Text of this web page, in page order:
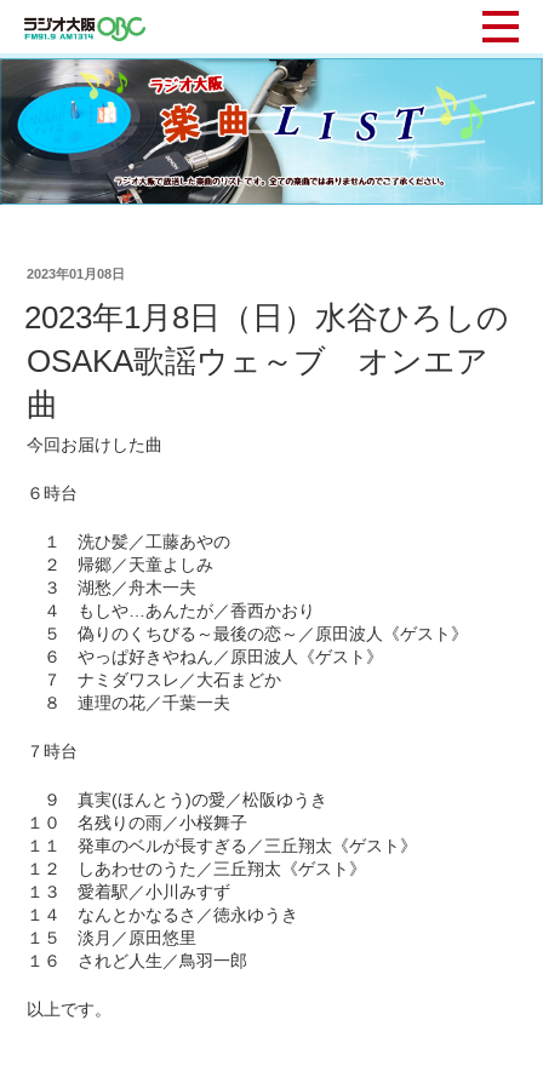
2023年01月08日
2023年1月8日（日）水谷ひろしの
OSAKA歌謡ウェ～ブ オンエア
曲
今回お届けした曲
６時台
１ 洗ひ髪／工藤あやの
２ 帰郷／天童よしみ
３ 湖愁／舟木一夫
４ もしや…あんたが／香西かおり
５ 偽りのくちびる～最後の恋～／原田波人《ゲスト》
６ やっぱ好きやねん／原田波人《ゲスト》
７ ナミダワスレ／大石まどか
８ 連理の花／千葉一夫
７時台
９ 真実(ほんとう)の愛／松阪ゆうき
１０ 名残りの雨／小桜舞子
１１ 発車のベルが長すぎる／三丘翔太《ゲスト》
１２ しあわせのうた／三丘翔太《ゲスト》
１３ 愛着駅／小川みすず
１４ なんとかなるさ／徳永ゆうき
１５ 淡月／原田悠里
１６ されど人生／鳥羽一郎
以上です。